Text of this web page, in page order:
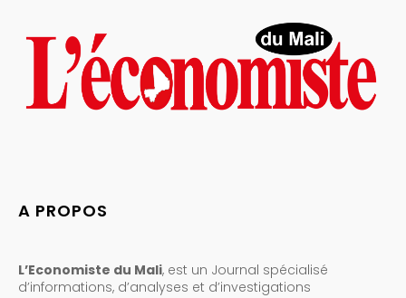
A PROPOS
L’Economiste du Mali, est un Journal spécialisé
d’informations, d’analyses et d’investigations